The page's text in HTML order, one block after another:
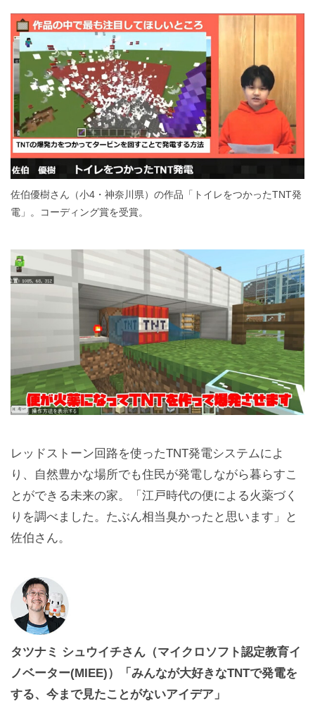
佐伯優樹さん（小4・神奈川県）の作品「トイレをつかったTNT発
電」。コーディング賞を受賞。
レッドストーン回路を使ったTNT発電システムによ
り、自然豊かな場所でも住民が発電しながら暮らすこ
とができる未来の家。「江戸時代の便による火薬づく
りを調べました。たぶん相当臭かったと思います」と
佐伯さん。
タツナミ シュウイチさん（マイクロソフト認定教育イ
ノベーター(MIEE)）「みんなが大好きなTNTで発電を
する、今まで見たことがないアイデア」